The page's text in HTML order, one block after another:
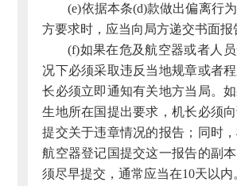
(e)依据本条(d)款做出偏离行
方要求时，应当向局方递交书面报
(f)如果在危及航空器或者人
况下必须采取违反当地规章或者
长必须立即通知有关地方当局。
生地所在国提出要求，机长必须
提交关于违章情况的报告；同时
航空器登记国提交这一报告的副
须尽早提交，通常应当在10天以内